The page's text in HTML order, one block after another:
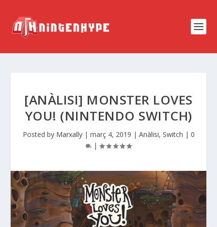
[ANÀLISI] MONSTER LOVES
YOU! (NINTENDO SWITCH)
Posted by Marxally| març 4, 2019 | Anàlisi, Switch | 0
|